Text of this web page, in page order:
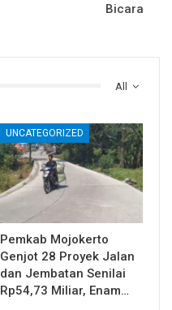
Bicara
All
UNCATEGORIZED
Pemkab Mojokerto
Genjot 28 Proyek Jalan
dan Jembatan Senilai
Rp54,73 Miliar, Enam…